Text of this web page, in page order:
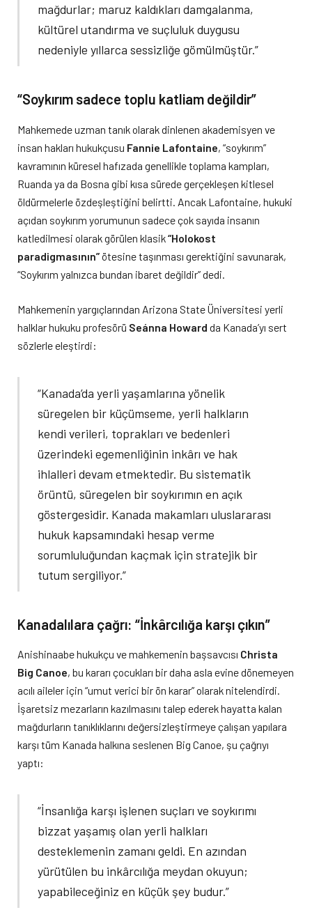
mağdurlar; maruz kaldıkları damgalanma,
kültürel utandırma ve suçluluk duygusu
nedeniyle yıllarca sessizliğe gömülmüştür.”
“Soykırım sadece toplu katliam değildir”
Mahkemede uzman tanık olarak dinlenen akademisyen ve
insan hakları hukukçusu Fannie Lafontaine, “soykırım”
kavramının küresel hafızada genellikle toplama kampları,
Ruanda ya da Bosna gibi kısa sürede gerçekleşen kitlesel
öldürmelerle özdeşleştiğini belirtti. Ancak Lafontaine, hukuki
açıdan soykırım yorumunun sadece çok sayıda insanın
katledilmesi olarak görülen klasik“Holokost
paradigmasının”ötesine taşınması gerektiğini savunarak,
“Soykırım yalnızca bundan ibaret değildir” dedi.
Mahkemenin yargıçlarından Arizona State Üniversitesi yerli
halklar hukuku profesörü Seánna Howard da Kanada’yı sert
sözlerle eleştirdi:
“Kanada’da yerli yaşamlarına yönelik
süregelen bir küçümseme, yerli halkların
kendi verileri, toprakları ve bedenleri
üzerindeki egemenliğinin inkârı ve hak
ihlalleri devam etmektedir. Bu sistematik
örüntü, süregelen bir soykırımın en açık
göstergesidir. Kanada makamları uluslararası
hukuk kapsamındaki hesap verme
sorumluluğundan kaçmak için stratejik bir
tutum sergiliyor.”
Kanadalılara çağrı: “İnkârcılığa karşı çıkın”
Anishinaabe hukukçu ve mahkemenin başsavcısı Christa
Big Canoe, bu kararı çocukları bir daha asla evine dönemeyen
acılı aileler için “umut verici bir ön karar” olarak nitelendirdi.
İşaretsiz mezarların kazılmasını talep ederek hayatta kalan
mağdurların tanıklıklarını değersizleştirmeye çalışan yapılara
karşı tüm Kanada halkına seslenen Big Canoe, şu çağrıyı
yaptı:
“İnsanlığa karşı işlenen suçları ve soykırımı
bizzat yaşamış olan yerli halkları
desteklemenin zamanı geldi. En azından
yürütülen bu inkârcılığa meydan okuyun;
yapabileceğiniz en küçük şey budur.”